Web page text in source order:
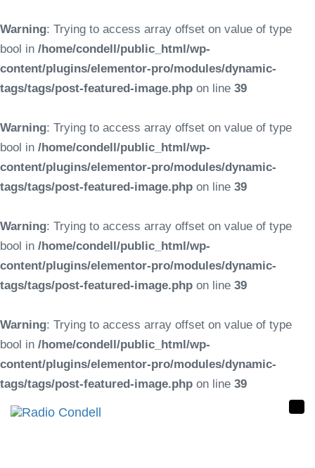
Warning: Trying to access array offset on value of type
bool in /home/condell/public_html/wp-
content/plugins/elementor-pro/modules/dynamic-
tags/tags/post-featured-image.php on line 39
Warning: Trying to access array offset on value of type
bool in /home/condell/public_html/wp-
content/plugins/elementor-pro/modules/dynamic-
tags/tags/post-featured-image.php on line 39
Warning: Trying to access array offset on value of type
bool in /home/condell/public_html/wp-
content/plugins/elementor-pro/modules/dynamic-
tags/tags/post-featured-image.php on line 39
Warning: Trying to access array offset on value of type
bool in /home/condell/public_html/wp-
content/plugins/elementor-pro/modules/dynamic-
tags/tags/post-featured-image.php on line 39